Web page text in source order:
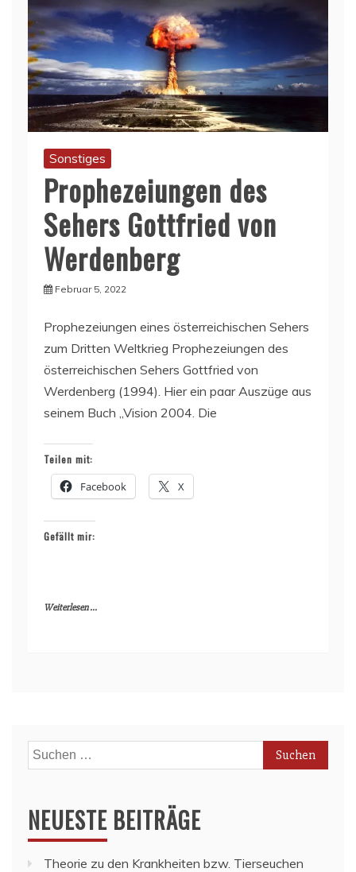
Sonstiges
Prophezeiungen des
Sehers Gottfried von
Werdenberg
Februar 5, 2022
Prophezeiungen eines österreichischen Sehers
zum Dritten Weltkrieg Prophezeiungen des
österreichischen Sehers Gottfried von
Werdenberg (1994). Hier ein paar Auszüge aus
seinem Buch „Vision 2004. Die
Teilen mit:
Facebook X
Gefällt mir:
Weiterlesen ...
Suchen
nach:
NEUESTE BEITRÄGE
Theorie zu den Krankheiten bzw. Tierseuchen